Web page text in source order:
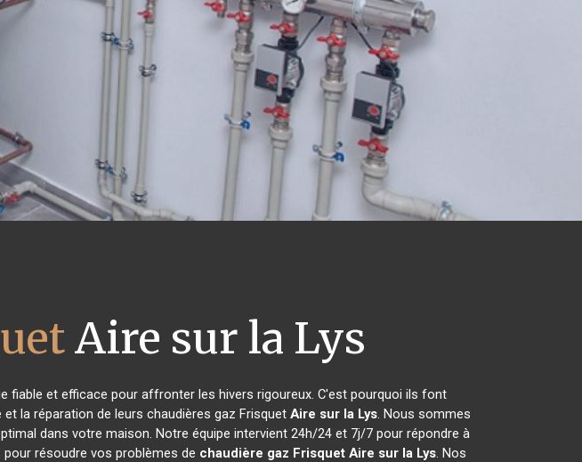
Aire sur la Lys
fiable et efficace pour affronter les hivers rigoureux. C'est pourquoi ils font
la réparation de leurs chaudières gaz Frisquet Aire sur la Lys. Nous sommes
dans votre maison. Notre équipe intervient 24h/24 et 7j/7 pour répondre à
résoudre vos problèmes de chaudière gaz Frisquet Aire sur la Lys. Nos